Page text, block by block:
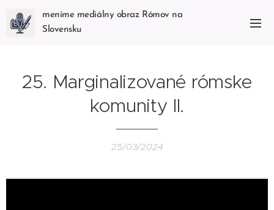
meníme mediálny obraz Rómov na
Slovensku
25. Marginalizované rómske
komunity II.
25/03/2024